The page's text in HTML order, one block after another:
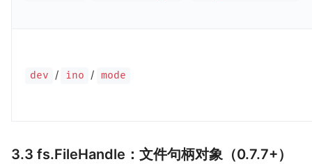
dev / ino / mode
3.3 fs.FileHandle：文件句柄对象（0.7.7+）